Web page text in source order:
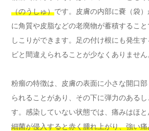
（のうしゅ）です。皮膚の内部に嚢（袋
に角質や皮脂などの老廃物が蓄積するこ
しこりができます。足の付け根にも発生
ビと間違えられることが少なくありません
粉瘤の特徴は、皮膚の表面に小さな開口
られることがあり、その下に弾力のある
す。感染していない状態では、痛みはほと
細菌が侵入すると赤く腫れ上がり、強い